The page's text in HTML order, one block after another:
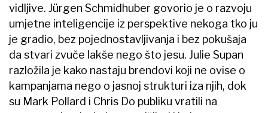
vidljive. Jürgen Schmidhuber govorio je o razvoju
umjetne inteligencije iz perspektive nekoga tko ju
je gradio, bez pojednostavljivanja i bez pokušaja
da stvari zvuče lakše nego što jesu. Julie Supan
razložila je kako nastaju brendovi koji ne ovise o
kampanjama nego o jasnoj strukturi iza njih, dok
su Mark Pollard i Chris Do publiku vratili na